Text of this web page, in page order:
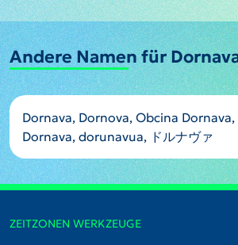
Andere Namen für
Dornava, Dornova, Obcina
Dornava, dorunavua, ドルナヴァ
ZEITZONEN WERKZEUGE